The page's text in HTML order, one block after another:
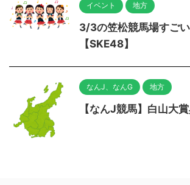
イベント 地方
3/3の笠松競馬場すご
【SKE48】
なんJ、なんG 地方
【なんJ競馬】白山大